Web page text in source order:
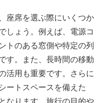
座席を選ぶ際にいくつか
しょう。例えば、電源コ
トのある窓側や特定の列
す。また、長時間の移動
活用も重要です。さらに
ートスペースを備えた
なります。旅行の目的や